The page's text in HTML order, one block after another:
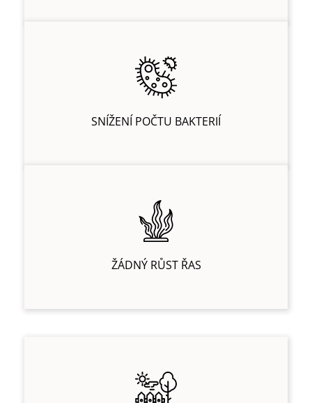
SNÍŽENÍ POČTU BAKTERIÍ
ŽÁDNÝ RŮST ŘAS